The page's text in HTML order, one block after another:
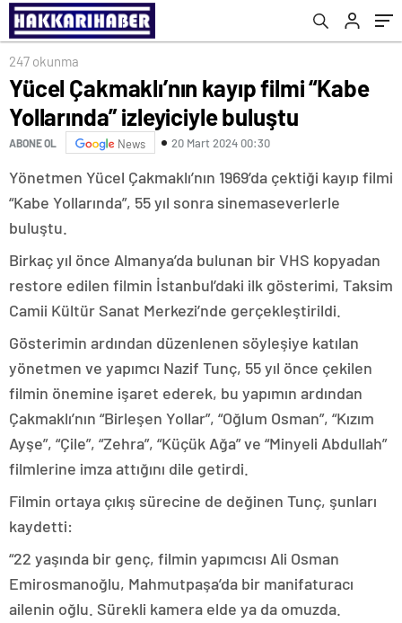
247 okunma
Yücel Çakmaklı’nın kayıp filmi “Kabe
Yollarında” izleyiciyle buluştu
ABONE OL News 20 Mart 2024 00:30
Yönetmen Yücel Çakmaklı’nın 1969’da çektiği kayıp filmi
“Kabe Yollarında”, 55 yıl sonra sinemaseverlerle
buluştu.
Birkaç yıl önce Almanya’da bulunan bir VHS kopyadan
restore edilen filmin İstanbul’daki ilk gösterimi, Taksim
Camii Kültür Sanat Merkezi’nde gerçekleştirildi.
Gösterimin ardından düzenlenen söyleşiye katılan
yönetmen ve yapımcı Nazif Tunç, 55 yıl önce çekilen
filmin önemine işaret ederek, bu yapımın ardından
Çakmaklı’nın “Birleşen Yollar”, “Oğlum Osman”, “Kızım
Ayşe”, “Çile”, “Zehra”, “Küçük Ağa” ve “Minyeli Abdullah”
filmlerine imza attığını dile getirdi.
Filmin ortaya çıkış sürecine de değinen Tunç, şunları
kaydetti:
“22 yaşında bir genç, filmin yapımcısı Ali Osman
Emirosmanoğlu, Mahmutpaşa’da bir manifaturacı
ailenin oğlu. Sürekli kamera elde ya da omuzda.